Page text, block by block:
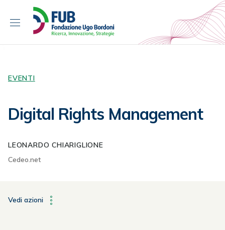
p
EVENTI
Digital Rights Management
LEONARDO CHIARIGLIONE
Cedeo.net
Vedi azioni